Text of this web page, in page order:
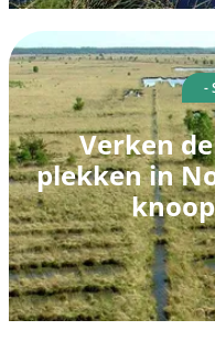
-
Verken
plekken in